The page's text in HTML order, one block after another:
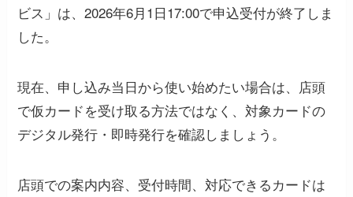
ビス」は、2026年6月1日17:00で申込受付が終了しま
した。
現在、申し込み当日から使い始めたい場合は、店頭
で仮カードを受け取る方法ではなく、対象カードの
デジタル発行・即時発行を確認しましょう。
店頭での案内内容、受付時間、対応できるカードは